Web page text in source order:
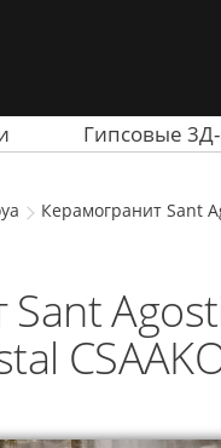
Гипсовые
Керамогранит Sant